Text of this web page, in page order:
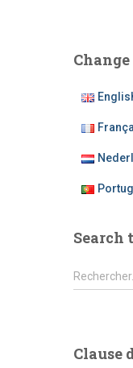
Search
R
e
r
Rechercher…
Clause